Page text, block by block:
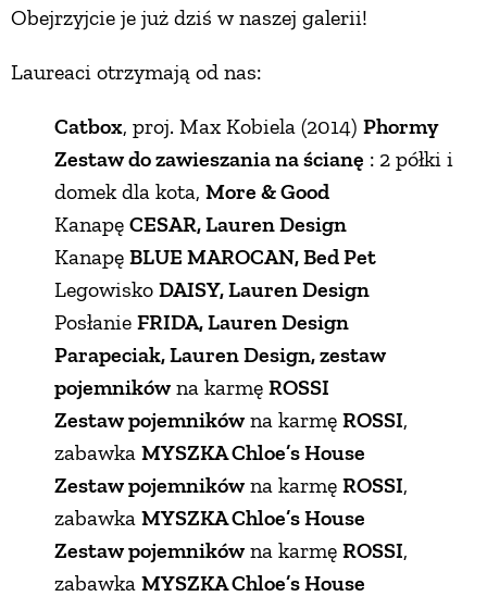
Obejrzyjcie je już dziś w naszej galerii!
Laureaci otrzymają od nas:
Catbox, proj. Max Kobiela (2014) Phormy
Zestaw do zawieszania na ścianę : 2 półki i
domek dla kota, More & Good
Kanapę CESAR, Lauren Design
Kanapę BLUE MAROCAN, Bed Pet
Legowisko DAISY, Lauren Design
Posłanie FRIDA, Lauren Design
Parapeciak, Lauren Design, zestaw
pojemników na karmę ROSSI
Zestaw pojemników na karmę ROSSI,
zabawka MYSZKA Chloe’s House
Zestaw pojemników na karmę ROSSI,
zabawka MYSZKA Chloe’s House
Zestaw pojemników na karmę ROSSI,
zabawka MYSZKA Chloe’s House
ZWYCZAJE
PRZEPISY
ŚNIADANIA
PRZYSTAWKI
DANIA GŁÓWNE
CIASTA I DESERY
DODATKI